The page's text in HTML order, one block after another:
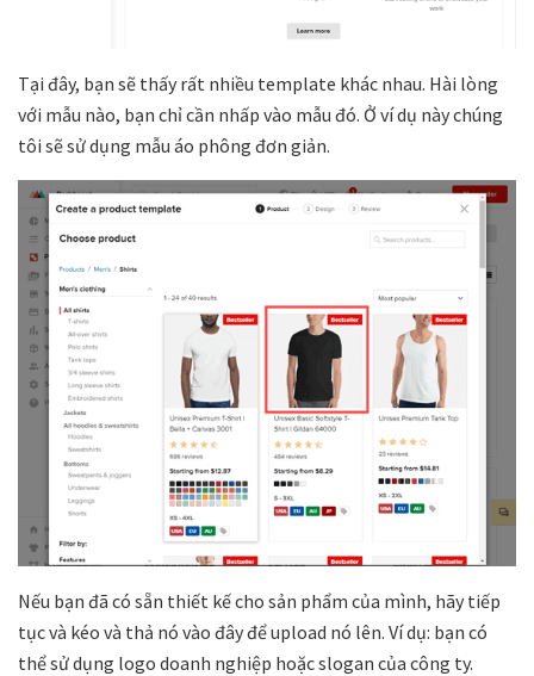
Tại đây, bạn sẽ thấy rất nhiều template khác nhau. Hài lòng
với mẫu nào, bạn chỉ cần nhấp vào mẫu đó. Ở ví dụ này chúng
tôi sẽ sử dụng mẫu áo phông đơn giản.
Nếu bạn đã có sẵn thiết kế cho sản phẩm của mình, hãy tiếp
tục và kéo và thả nó vào đây để upload nó lên. Ví dụ: bạn có
thể sử dụng logo doanh nghiệp hoặc slogan của công ty.